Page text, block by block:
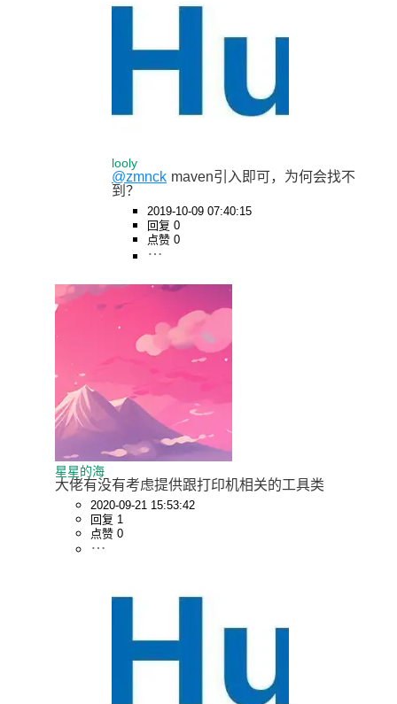
looly
@zmnck maven引入即可，为何会找不
到？
2019-10-09 07:40:15
回复 0
点赞 0
星星的海
大佬有没有考虑提供跟打印机相关的工具类
2020-09-21 15:53:42
回复 1
点赞 0